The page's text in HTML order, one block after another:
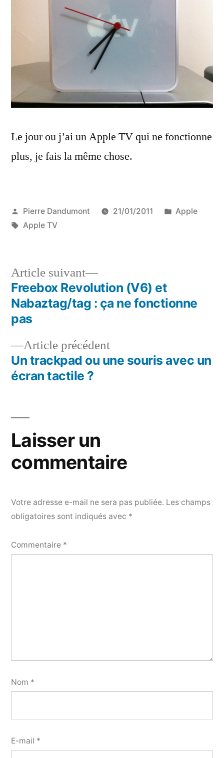
Le jour ou j’ai un Apple TV qui ne fonctionne
plus, je fais la même chose.
Publié
par
Pierre Dandumont 21/01/2011
Publié
Apple
Étiquettes :
Apple TV
Navigation
de
l’article
Article précédentArticle
précédent :
Un trackpad ou une souris avec un
écran tactile ?
Article suivant
Article
suivant :
Freebox Revolution (V6) et
Nabaztag/tag : ça ne fonctionne
pas
Laisser un
commentaire
Votre adresse e-mail ne sera pas publiée. Les champs
obligatoires sont indiqués avec *
Commentaire *
Nom *
E-mail *